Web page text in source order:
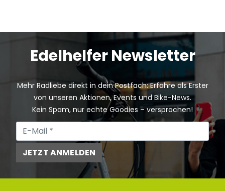
Edelhelfer Newsletter
Mehr Radliebe direkt in dein Postfach: Erfahre als Erster
von unseren Aktionen, Events und Bike-News.
Kein Spam, nur echte Goodies – versprochen!
JETZT ANMELDEN